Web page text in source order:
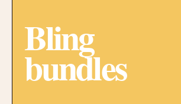
Bling
bundles